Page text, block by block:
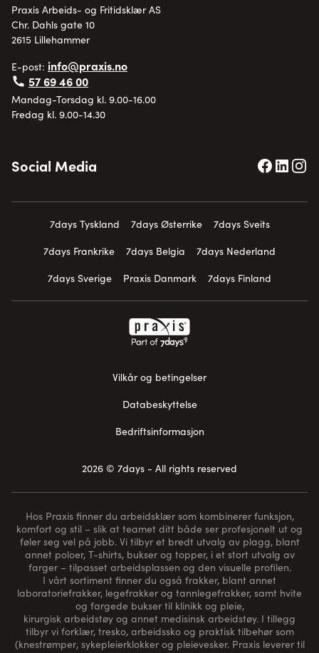
Praxis Arbeids- og Fritidsklær AS
Chr. Dahls gate 10
2615 Lillehammer
E-post: info@praxis.no
57 69 46 00
Mandag-Torsdag kl. 9.00-16.00
Fredag kl. 9.00-14.30
Social Media
7days Tyskland 7days Østerrike
7days Sveits
7days Frankrike
7days Belgia
7days Nederland
7days Sverige
Praxis Danmark 7days Finland
Vilkår og betingelser
Databeskyttelse
Bedriftsinformasjon
2026 © 7days - All rights reserved
Hos Praxis finner du arbeidsklær som kombinerer funksjon,
komfort og stil – slik at teamet ditt både ser profesjonelt ut og
føler seg vel på jobb. Vi tilbyr et bredt utvalg av plagg, blant
annet poloer, T-shirts, bukser og topper, i et stort utvalg av
farger – tilpasset arbeidsplassen og den visuelle profilen.
I vårt sortiment finner du også frakker, blant annet
laboratoriefrakker, legefrakker og tannlegefrakker, samt hvite
og fargede bukser til klinikk og pleie,
kirurgisk arbeidstøy og annet medisinsk arbeidstøy. I tillegg
tilbyr vi forklær, tresko, arbeidssko og praktisk tilbehør som
(knestrømper, sykepleierklokker og pleievesker. Praxis leverer til